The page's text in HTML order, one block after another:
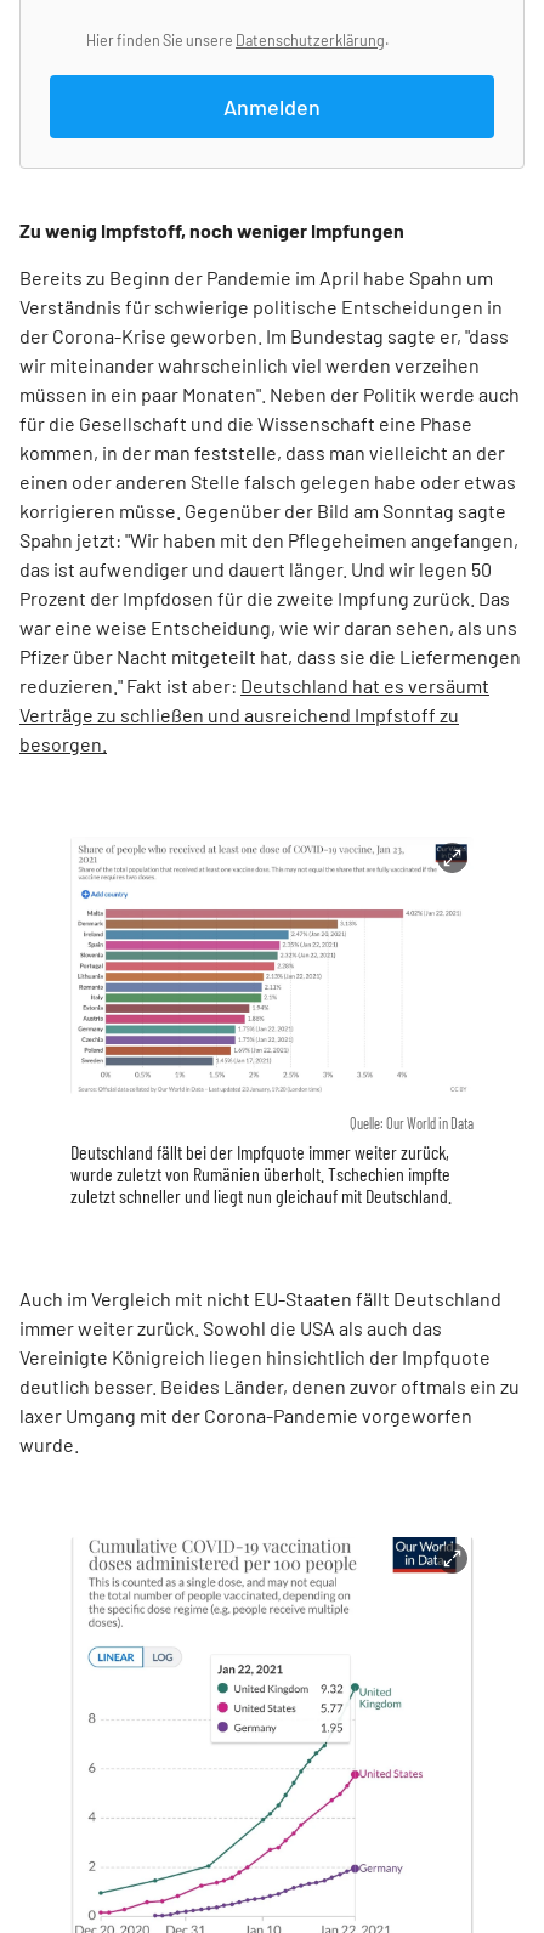
Hier finden Sie unsere Datenschutzerklärung.
Anmelden
Zu wenig Impfstoff, noch weniger Impfungen
Bereits zu Beginn der Pandemie im April habe Spahn um
Verständnis für schwierige politische Entscheidungen in
der Corona-Krise geworben. Im Bundestag sagte er, "dass
wir miteinander wahrscheinlich viel werden verzeihen
müssen in ein paar Monaten". Neben der Politik werde auch
für die Gesellschaft und die Wissenschaft eine Phase
kommen, in der man feststelle, dass man vielleicht an der
einen oder anderen Stelle falsch gelegen habe oder etwas
korrigieren müsse. Gegenüber der Bild am Sonntag sagte
Spahn jetzt: "Wir haben mit den Pflegeheimen angefangen,
das ist aufwendiger und dauert länger. Und wir legen 50
Prozent der Impfdosen für die zweite Impfung zurück. Das
war eine weise Entscheidung, wie wir daran sehen, als uns
Pfizer über Nacht mitgeteilt hat, dass sie die Liefermengen
reduzieren." Fakt ist aber: Deutschland hat es versäumt
Verträge zu schließen und ausreichend Impfstoff zu
besorgen.
Quelle: Our World in Data
Deutschland fällt bei der Impfquote immer weiter zurück,
wurde zuletzt von Rumänien überholt. Tschechien impfte
zuletzt schneller und liegt nun gleichauf mit Deutschland.
Auch im Vergleich mit nicht EU-Staaten fällt Deutschland
immer weiter zurück. Sowohl die USA als auch das
Vereinigte Königreich liegen hinsichtlich der Impfquote
deutlich besser. Beides Länder, denen zuvor oftmals ein zu
laxer Umgang mit der Corona-Pandemie vorgeworfen
wurde.